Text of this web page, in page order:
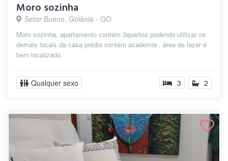
Moro sozinha
Setor Bueno, Goiânia - GO
Moro sozinha, apartamento contém 3quartos podendo utilizar os
demais locais da casa prédio contém academia , área de lazer é
bem localizado.
Qualquer sexo 3 2